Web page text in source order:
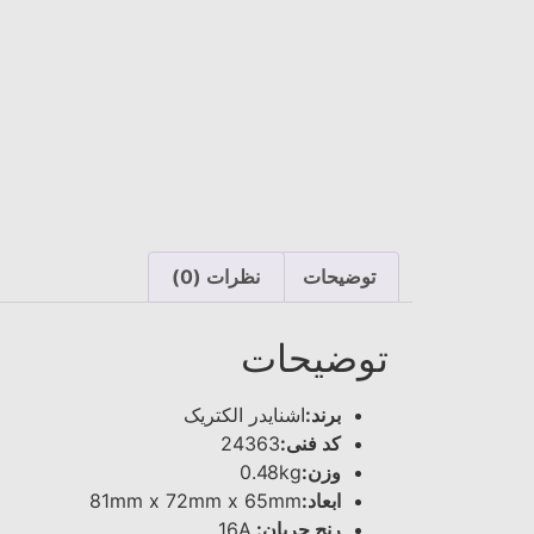
توضیحات نظرات (0)
توضیحات
برند:اشنایدر الکتریک
کد فنی:24363
وزن:0.48kg
ابعاد:81mm x 72mm x 65mm